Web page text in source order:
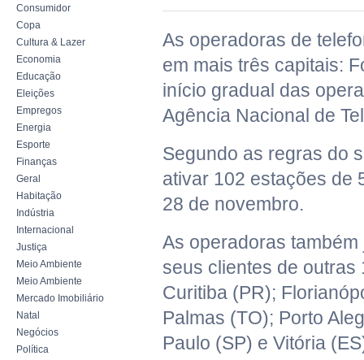
Consumidor
Copa
Cultura & Lazer
Economia
Educação
Eleições
Empregos
Energia
Esporte
Finanças
Geral
Habitação
Indústria
Internacional
Justiça
Meio Ambiente
Meio Ambiente
Mercado Imobiliário
Natal
Negócios
Política
As operadoras de
em mais três capitais:
início gradual das
Agência Nacional de
Segundo as regras do
ativar 102 estações de
28 de novembro.
As operadoras
seus clientes de outras
Curitiba (PR);
Palmas (TO); Porto
Paulo (SP) e Vitória